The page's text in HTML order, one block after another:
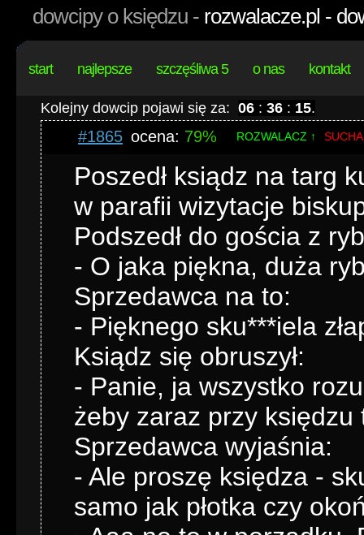
dowcipy o księdzu - rozwalacze.pl -
start najlepsze szczęśliwa 5 o nas kontakt
Kolejny dowcip pojawi się za: 06 : 36 : 14.
#1865 ocena: 79% ROZWALACZ ↑
Poszedł ksiądz na targ
w parafii wizytacje
Podszedł do gościa z
- O jaka piękna, duża
Sprzedawca na to:
- Pięknego sku***iela
Ksiądz się obruszył:
- Panie, ja wszystko
żeby zaraz przy
Sprzedawca wyjaśnia:
- Ale proszę księdza -
samo jak płotka czy